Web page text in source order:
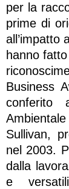
per la
prime di
all’impatto
hanno
Business
conferito
Sullivan,
nel 2003.
dalla
e